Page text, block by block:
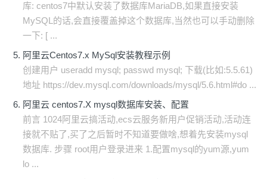
库: centos7中默认安装了数据库MariaDB,如果直接安装
MySQL的话,会直接覆盖掉这个数据库,当然也可以手动删除
一下: [ ...
阿里云Centos7.x MySql安装教程示例
创建用户 useradd mysql; passwd mysql; 下载(比如:5.5.61)
地址 https://dev.mysql.com/downloads/mysql/5.6.html#do ...
阿里云 centos7.X mysql数据库安装、配置
前言 1024阿里云搞活动,ecs云服务新用户促销活动,活动连
接就不贴了,买了之后暂时不知道要做啥,想着先安装mysql
数据库. 步骤 root用户登录进来 1.配置mysql的yum源,yum
lo ...